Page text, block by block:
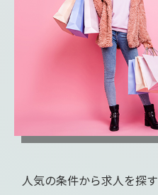
人気の条件から求人を探す